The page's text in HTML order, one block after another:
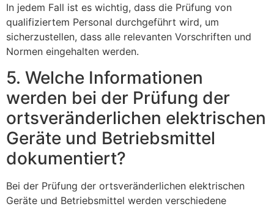
In jedem Fall ist es wichtig, dass die Prüfung von
qualifiziertem Personal durchgeführt wird, um
sicherzustellen, dass alle relevanten Vorschriften und
Normen eingehalten werden.
5. Welche Informationen
werden bei der Prüfung der
ortsveränderlichen elektrischen
Geräte und Betriebsmittel
dokumentiert?
Bei der Prüfung der ortsveränderlichen elektrischen
Geräte und Betriebsmittel werden verschiedene